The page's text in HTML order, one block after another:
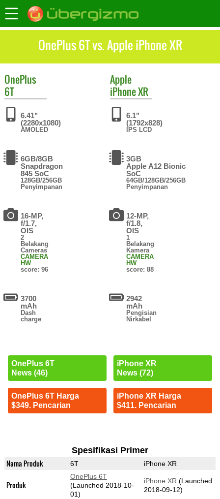
OnePlus 6T vs. Apple iPhone XR
OnePlus
6T
6.41"
(2280x1080)
AMOLED
6GB/8GB
Snapdragon
845 SoC
128GB/256GB
Penyimpanan
16-MP,
f/1.7,
OIS
2
Belakang
Cameras
CAMERA
HW
score: 96
3700
mAh
Dash
charge
OnePlus 6T
News (46)
OnePlus 6T Harga
$349. Pencarian
Apple
iPhone XR
6.1"
(1792x828)
IPS LCD
3GB
Apple A12 Bionic
SoC
64GB/128GB/256GB
Penyimpanan
12-MP,
f/1.8,
OIS
1
Belakang
Kamera
CAMERA
HW
score: 88
2942
mAh
Pengisian
Nirkabel
iPhone XR
News (72)
iPhone XR Harga
$411. Pencarian
Spesifikasi Primer
Nama Produk 6T iPhone XR
Produk
OnePlus 6T
(Launched 2018-10-
01)
iPhone XR (Launched
2018-09-12)